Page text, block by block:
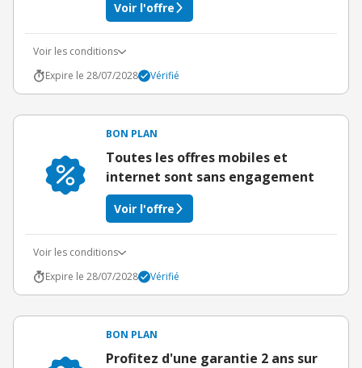
Voir l'offre
Voir les conditions
Expire le 28/07/2028
Vérifié
BON PLAN
Toutes les offres mobiles et
internet sont sans engagement
Voir l'offre
Voir les conditions
Expire le 28/07/2028
Vérifié
BON PLAN
Profitez d'une garantie 2 ans sur